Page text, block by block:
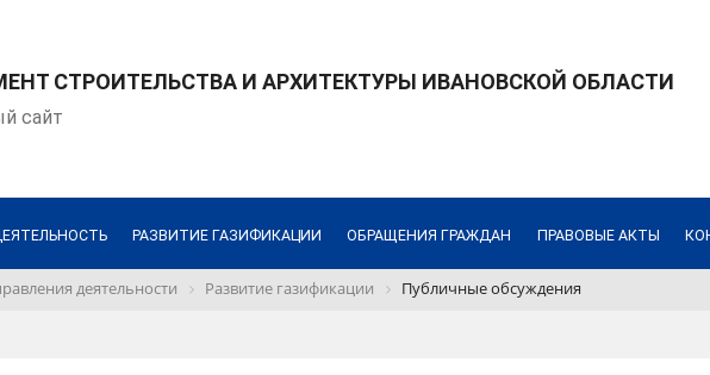
СТРОИТЕЛЬСТВА И АРХИТЕКТУРЫ ИВАНОВСКОЙ ОБЛАСТИ
сайт
РАЗВИТИЕ ГАЗИФИКАЦИИ ОБРАЩЕНИЯ ГРАЖДАН ПРАВОВЫЕ АКТЫ
деятельности Развитие газификации Публичные обсуждения